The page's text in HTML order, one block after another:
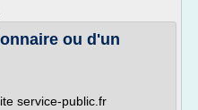
ou d'un
service-public.fr